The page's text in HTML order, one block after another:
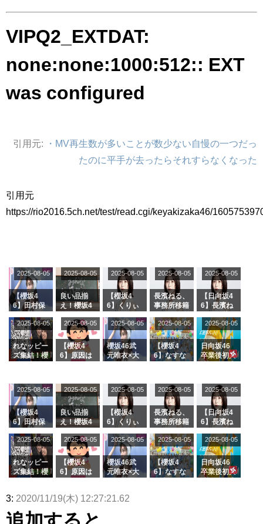
アイドル – ぷぅアンテナ / 【乃木坂46】日村勇紀 gif職人が切り抜いた名シ
ふぇどみ！ / 【悲報】呪術廻戦、視聴率5.1%
ふぇどみ！ / 【悲報】母「裕福な過程が高学歴になるとか大嘘。教育に金を
VIPQ2_EXTDAT:
none:none:1000:512:: EXT
was configured
引用元:
・MV再生数が多いことが数少ない自慢の一つだっ
たのに平手が去ったらそれすらなくなった
引用元
https://rio2016.5ch.net/test/read.cgi/keyakizaka46/
【櫻坂4
6】田村保
ージを脱い
でいた理由
2025-08-05
良い品揃
え！櫻坂4
グル『Mak
e or Brea
k』オフィ
シャルグッ
ズ絶賛販売
2025-08-05
【櫻坂4
6】くりぃ
の2人を手
玉に取る大
沼晶保【く
りぃむナン
タラ】
2025-08-05
長濱ねる、
事務所移籍
属を発表
2025-08-05
【日向坂4
6】長濱ね
ら移籍しフ
ラーム所属
に。これで
事務所に所
属している
がこちら
2025-08-05
れなッピー
ズ集結！櫻
理子、8/6
「ラヴィッ
ト！」水曜
スタジオ出
演決定
2025-08-05
【櫻坂4
6】原因は
uddiesを
ざわつかせ
る...
2025-08-05
櫻坂46武
元唯衣×大
カップお姉
さんに恐怖
【くりぃむ
ナンタラ】
2025-08-05
【櫻坂4
6】なすな
2曲目っ
て...【ラヴ
ィット 東
京ドーム公
演】
2025-08-05
日向坂46
卒業後初共
師匠オード
リー若林さ
んと再会し
た結果･･･
【激レアさ
きた。】
2025-08-05
【櫻坂4
6】田村保
ージを脱い
でいた理由
2025-08-05
良い品揃
え！櫻坂4
グル『Mak
e or Brea
k』オフィ
シャルグッ
ズ絶賛販売
2025-08-05
【櫻坂4
6】くりぃ
の2人を手
玉に取る大
沼晶保【く
りぃむナン
タラ】
2025-08-05
長濱ねる、
事務所移籍
属を発表
2025-08-05
【日向坂4
6】長濱ね
ら移籍しフ
ラーム所属
に。これで
事務所に所
属している
2025-08-05
れなッピー
ズ集結！櫻
理子、8/6
「ラヴィッ
ト！」水曜
2025-08-05
【櫻坂4
6】原因は
uddiesを
る...
2025-08-05
櫻坂46武
元唯衣×大
カップお姉
2025-08-05
【櫻坂4
6】なすな
2025-08-05
日向坂46
卒業後初共
2025-08-05
3: 2020/11/19(木) 12:27:21.62